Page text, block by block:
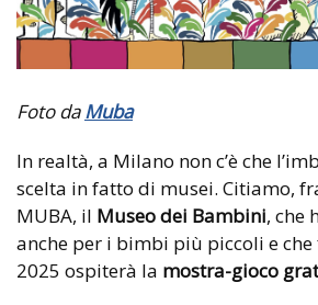
Foto daMuba
In realtà, a Milano non c’è che
scelta in fatto di musei. Citiamo,
MUBA, il Museo dei Bambini, che
anche per i bimbi più piccoli e
2025 ospiterà la mostra-gioco